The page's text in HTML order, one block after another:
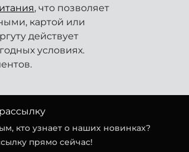
, что позволяет
картой или
действует
условиях.
кто узнает о наших новинках?
прямо сейчас!